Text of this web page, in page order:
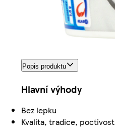
Popis produktu
Hlavní výhody
Bez lepku
Kvalita, tradice, poctivost